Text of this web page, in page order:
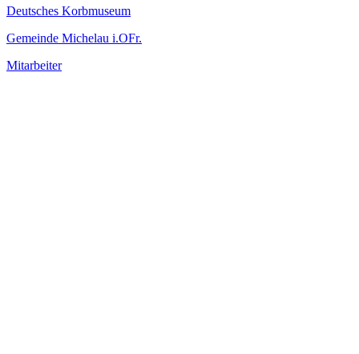
Deutsches Korbmuseum
Gemeinde Michelau i.OFr.
Mitarbeiter